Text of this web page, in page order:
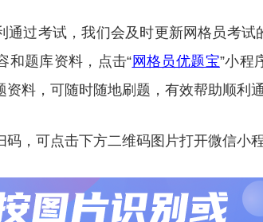
通过考试，我们会及时更新网格员考
和题库资料，点击“ 网格员优题宝”小程
资料，可随时随地刷题，有效帮助顺利
，可点击下方二维码图片打开微信小程